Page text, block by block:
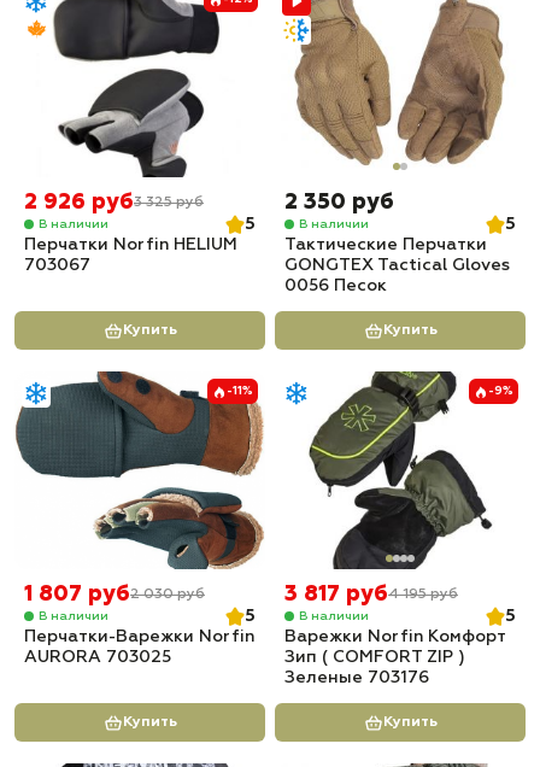
2 926 руб3 325 руб
В наличии
5
Перчатки Norfin HELIUM
703067
Купить
2 350 руб
В наличии
5
Тактические Перчатки
GONGTEX Tactical Gloves
0056 Песок
Купить
-11%
1 807 руб2 030 руб
В наличии
5
Перчатки-Варежки Norfin
AURORA 703025
Купить
-9%
3 817 руб4 195 руб
В наличии
5
Варежки Norfin Комфорт
Зип ( COMFORT ZIP )
Зеленые 703176
Купить